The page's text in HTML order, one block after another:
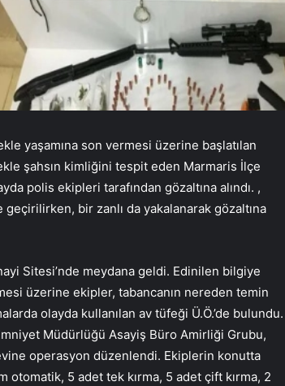
yaşamına son vermesi üzerine başlatılan
şahsın kimliğini tespit eden Marmaris İlçe
polis ekipleri tarafından gözaltına alındı. ,
geçirilirken, bir zanlı da yakalanarak gözaltına
Sitesi’nde meydana geldi. Edinilen bilgiye
üzerine ekipler, tabancanın nereden temin
olayda kullanılan av tüfeği Ü.Ö.’de bulundu.
Müdürlüğü Asayiş Büro Amirliği Grubu,
operasyon düzenlendi. Ekiplerin konutta
otomatik, 5 adet tek kırma, 5 adet çift kırma, 2